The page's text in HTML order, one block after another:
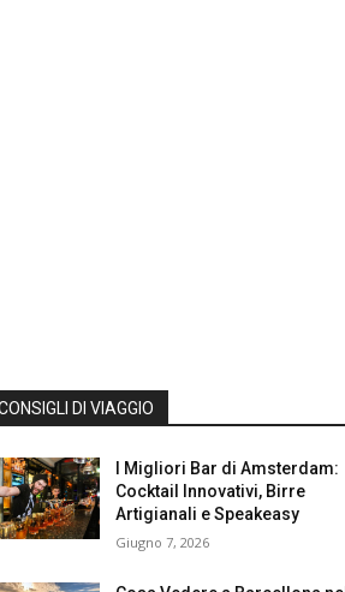
DI VIAGGIO
I Migliori Bar di Amsterdam:
Cocktail Innovativi, Birre
Artigianali e Speakeasy
Giugno 7, 2026